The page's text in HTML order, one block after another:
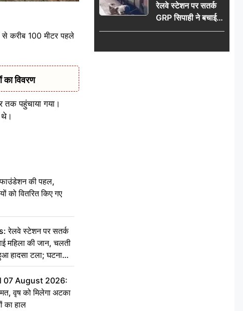
से करीब 100 मीटर पहले
विवरण
तक पहुंचाया गया।
थे।
की पहल,
को वितरित किए गए
रेलवे स्टेशन पर सतर्क
महिला की जान, चलती
हादसा टला; घटना
07 August 2026:
वृष को मिलेगा अटका
का हाल
रेलवे स्टेशन पर सतर्क
GRP सिपाही ने बचाई
महिला की जान, चलती
हादसा टला; घटना